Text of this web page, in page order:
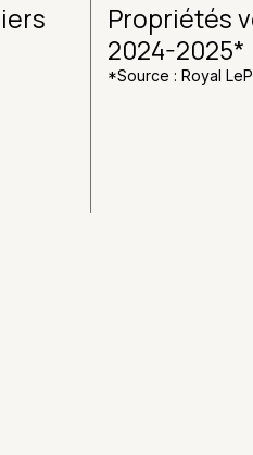
Propriétés
2024-2025*
*Source : Royal